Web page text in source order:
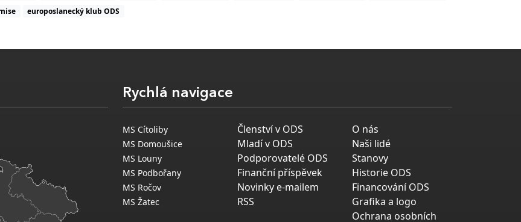
europoslanecký klub ODS
Rychlá navigace
MS Cítoliby
MS Domoušice
MS Louny
MS Podbořany
MS Ročov
MS Žatec
Členství v ODS
Mladí v ODS
Podporovatelé ODS
Finanční příspěvek
Novinky e-mailem
RSS
O nás
Naši lidé
Stanovy
Historie ODS
Financování ODS
Grafika a logo
Ochrana osobních